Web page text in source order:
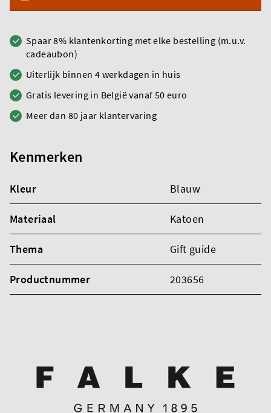
Spaar 8% klantenkorting met elke bestelling (m.u.v.
cadeaubon)
Uiterlijk binnen 4 werkdagen in huis
Gratis levering in België vanaf 50 euro
Meer dan 80 jaar klantervaring
Kenmerken
Kleur Blauw
Materiaal Katoen
Thema Gift guide
Productnummer 203656